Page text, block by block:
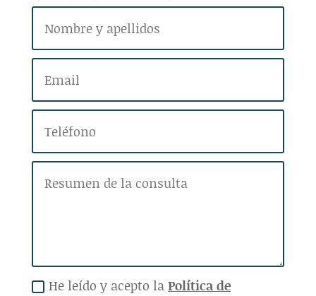
He leído y acepto laPolítica de